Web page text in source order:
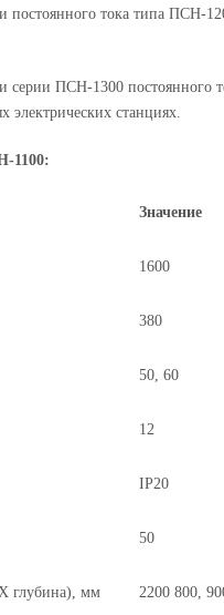
постоянного тока типа ПСН-
серии ПСН-1300 постоянного
электрических станциях.
1100:
Значение
1600
380
50, 60
12
IP20
50
глубина), мм 2200 800,